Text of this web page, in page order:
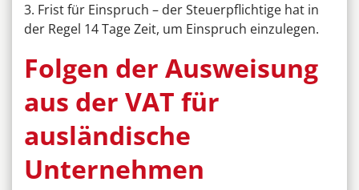
3. Frist für Einspruch – der Steuerpflichtige hat in
der Regel 14 Tage Zeit, um Einspruch einzulegen.
Folgen der Ausweisung
aus der VAT für
ausländische
Unternehmen